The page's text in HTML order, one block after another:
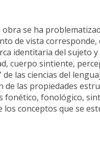
se ha
de vista
identitaria del sujeto
cuerpo sintiente,
las ciencias del
las propiedades
fonológico,
conceptos que se